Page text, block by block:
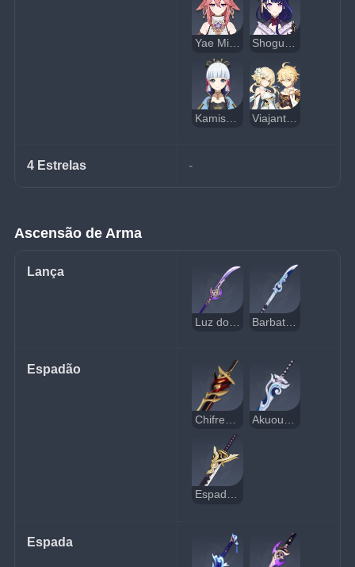
Yae Miko Shogun Raiden
Kamisato Ayaka
4 Estrelas -
Ascensão de Arma
Lança
Espadão
Espada Grande de Katsuragi
Espada